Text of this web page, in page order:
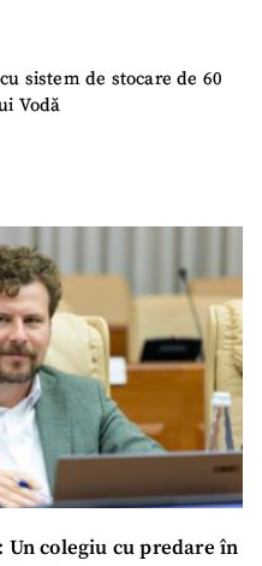
sistem de stocare de 60
Vodă
colegiu cu predare în